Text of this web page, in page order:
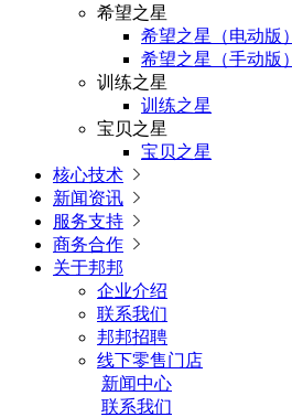
希望之星
希望之星（电动版）
希望之星（手动版）
训练之星
训练之星
宝贝之星
宝贝之星
核心技术 
新闻资讯 
服务支持 
商务合作 
关于邦邦
企业介绍
联系我们
邦邦招聘
线下零售门店
新闻中心
联系我们